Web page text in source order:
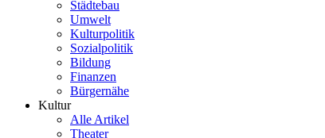
Städtebau
Umwelt
Kulturpolitik
Sozialpolitik
Bildung
Finanzen
Bürgernähe
Kultur
Alle Artikel
Theater